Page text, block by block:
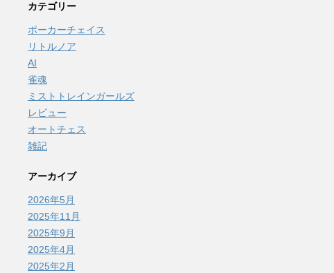
カテゴリー
ポーカーチェイス
リトルノア
AI
雀魂
ミストトレインガールズ
レビュー
オートチェス
雑記
アーカイブ
2026年5月
2025年11月
2025年9月
2025年4月
2025年2月